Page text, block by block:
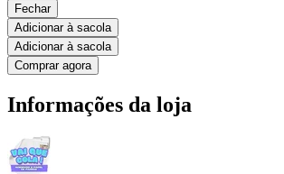
Fechar
Adicionar à sacola
Adicionar à sacola
Comprar agora
Informações da loja